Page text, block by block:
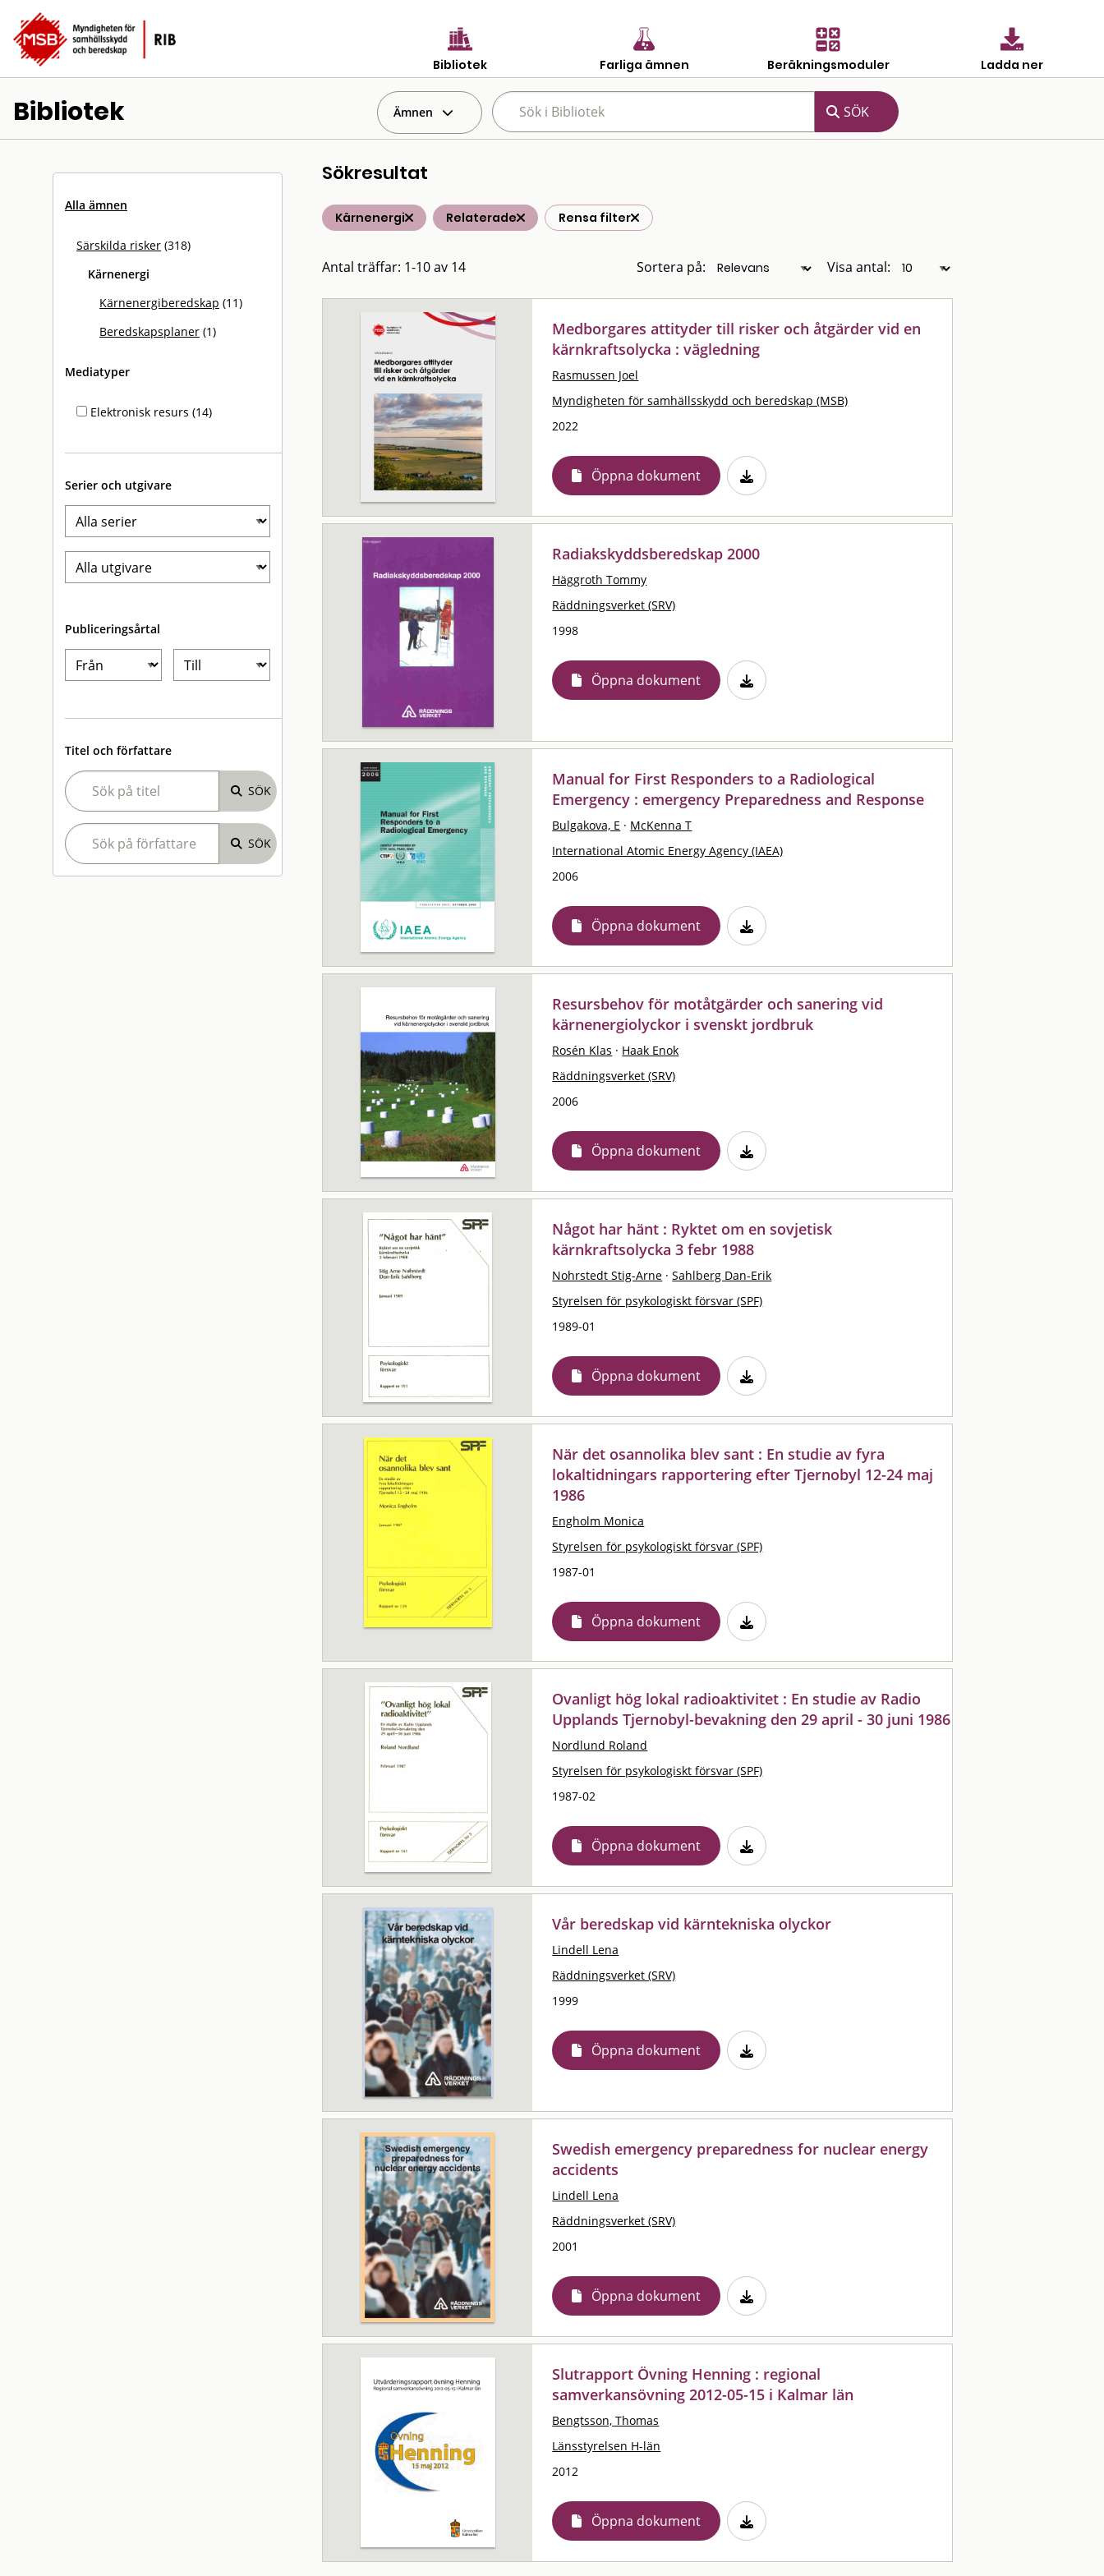
Bibliotek Farliga ämnen Beräkningsmoduler Ladda ner
Bibliotek Ämnen
Alla ämnen
Särskilda risker (318)
Kärnenergi
Kärnenergiberedskap (11)
Beredskapsplaner (1)
Mediatyper
Elektronisk resurs (14)
Serier och utgivare
Publiceringsårtal
Titel och författare
Sökresultat
Kärnenergi Relaterade Rensa filter
Antal träffar: 1-10 av 14 Sortera på: Visa antal:
Medborgares attityder till risker och åtgärder vid en
kärnkraftsolycka : vägledning
Rasmussen Joel
Myndigheten för samhällsskydd och beredskap (MSB)
2022
Öppna dokument
Radiakskyddsberedskap 2000
Häggroth Tommy
Räddningsverket (SRV)
1998
Öppna dokument
Manual for First Responders to a Radiological
Emergency : emergency Preparedness and Response
Bulgakova, E · McKenna T
International Atomic Energy Agency (IAEA)
2006
Öppna dokument
Resursbehov för motåtgärder och sanering vid
kärnenergiolyckor i svenskt jordbruk
Rosén Klas · Haak Enok
Räddningsverket (SRV)
2006
Öppna dokument
Något har hänt : Ryktet om en sovjetisk
kärnkraftsolycka 3 febr 1988
Nohrstedt Stig-Arne · Sahlberg Dan-Erik
Styrelsen för psykologiskt försvar (SPF)
1989-01
Öppna dokument
När det osannolika blev sant : En studie av fyra
lokaltidningars rapportering efter Tjernobyl 12-24 maj
1986
Engholm Monica
Styrelsen för psykologiskt försvar (SPF)
1987-01
Öppna dokument
Ovanligt hög lokal radioaktivitet : En studie av Radio
Upplands Tjernobyl-bevakning den 29 april - 30 juni 1986
Nordlund Roland
Styrelsen för psykologiskt försvar (SPF)
1987-02
Öppna dokument
Vår beredskap vid kärntekniska olyckor
Lindell Lena
Räddningsverket (SRV)
1999
Öppna dokument
Swedish emergency preparedness for nuclear energy
accidents
Lindell Lena
Räddningsverket (SRV)
2001
Öppna dokument
Slutrapport Övning Henning : regional
samverkansövning 2012-05-15 i Kalmar län
Bengtsson, Thomas
Länsstyrelsen H-län
2012
Öppna dokument